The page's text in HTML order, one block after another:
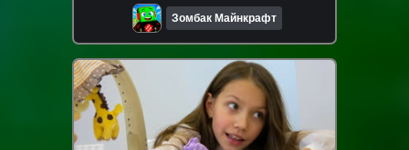
Зомбак Майнкрафт